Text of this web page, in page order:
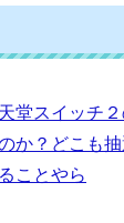
堂スイッチ
か？どこも
ことやら